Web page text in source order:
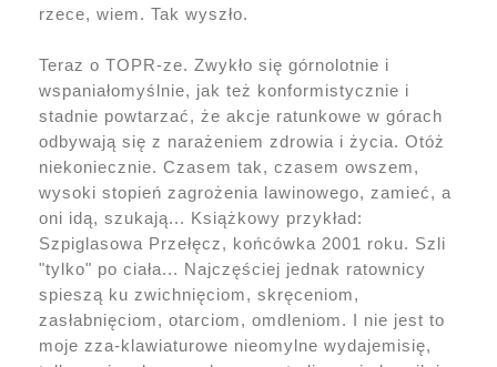
rzece, wiem. Tak wyszło.
Teraz o TOPR-ze. Zwykło się górnolotnie i
wspaniałomyślnie, jak też konformistycznie i
stadnie powtarzać, że akcje ratunkowe w górach
odbywają się z narażeniem zdrowia i życia. Otóż
niekoniecznie. Czasem tak, czasem owszem,
wysoki stopień zagrożenia lawinowego, zamieć, a
oni idą, szukają... Książkowy przykład:
Szpiglasowa Przełęcz, końcówka 2001 roku. Szli
"tylko" po ciała... Najczęściej jednak ratownicy
spieszą ku zwichnięciom, skręceniom,
zasłabnięciom, otarciom, omdleniom. I nie jest to
moje zza-klawiaturowe nieomylne wydajemisię,